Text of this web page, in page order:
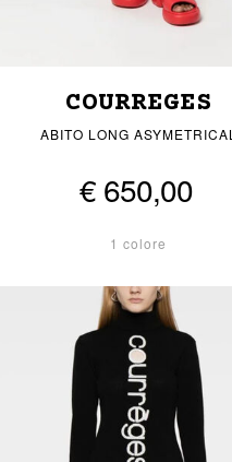
COURREGES
ABITO LONG ASYMETRICAL
€ 650,00
1 colore